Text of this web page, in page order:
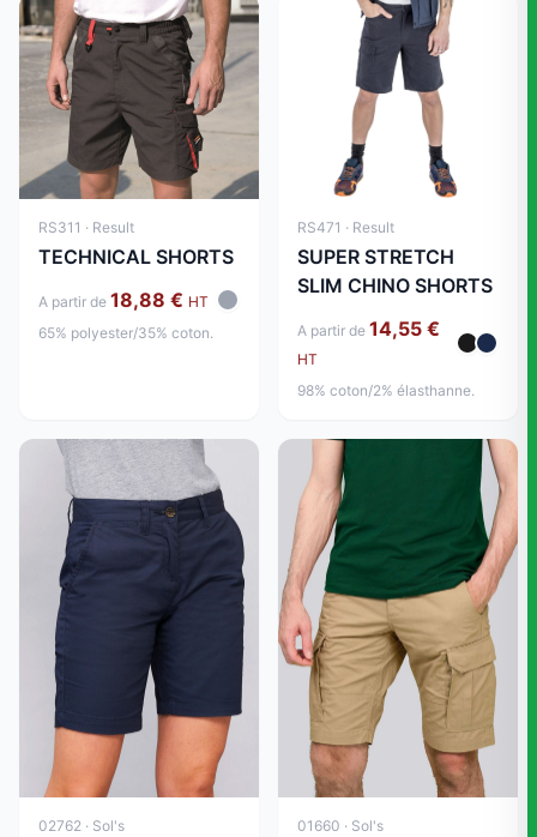
RS311 · Result
TECHNICAL SHORTS
A partir de 18,88 € HT
65% polyester/35% coton.
RS471 · Result
SUPER STRETCH
SLIM CHINO SHORTS
A partir de 14,55 €
HT
98% coton/2% élasthanne.
02762 · Sol's 01660 · Sol's